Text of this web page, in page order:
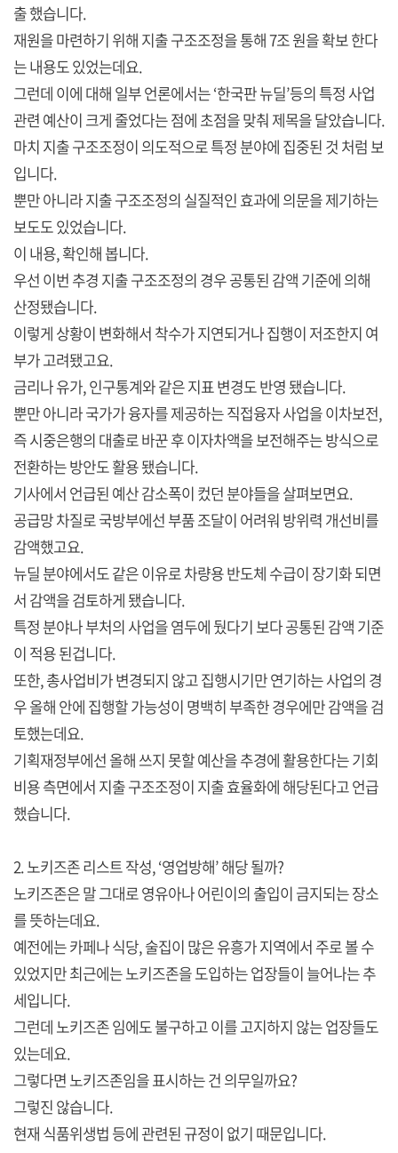
출 했습니다.
재원을 마련하기 위해 지출 구조조정을 통해 7조 원을 확보 한다
는 내용도 있었는데요.
그런데 이에 대해 일부 언론에서는 ‘한국판 뉴딜’등의 특정 사업
관련 예산이 크게 줄었다는 점에 초점을 맞춰 제목을 달았습니다.
마치 지출 구조조정이 의도적으로 특정 분야에 집중된 것 처럼 보
입니다.
뿐만 아니라 지출 구조조정의 실질적인 효과에 의문을 제기하는
보도도 있었습니다.
이 내용, 확인해 봅니다.
우선 이번 추경 지출 구조조정의 경우 공통된 감액 기준에 의해
산정됐습니다.
이렇게 상황이 변화해서 착수가 지연되거나 집행이 저조한지 여
부가 고려됐고요.
금리나 유가, 인구통계와 같은 지표 변경도 반영 됐습니다.
뿐만 아니라 국가가 융자를 제공하는 직접융자 사업을 이차보전,
즉 시중은행의 대출로 바꾼 후 이자차액을 보전해주는 방식으로
전환하는 방안도 활용 됐습니다.
기사에서 언급된 예산 감소폭이 컸던 분야들을 살펴보면요.
공급망 차질로 국방부에선 부품 조달이 어려워 방위력 개선비를
감액했고요.
뉴딜 분야에서도 같은 이유로 차량용 반도체 수급이 장기화 되면
서 감액을 검토하게 됐습니다.
특정 분야나 부처의 사업을 염두에 뒀다기 보다 공통된 감액 기준
이 적용 된겁니다.
또한, 총사업비가 변경되지 않고 집행시기만 연기하는 사업의 경
우 올해 안에 집행할 가능성이 명백히 부족한 경우에만 감액을 검
토했는데요.
기획재정부에선 올해 쓰지 못할 예산을 추경에 활용한다는 기회
비용 측면에서 지출 구조조정이 지출 효율화에 해당된다고 언급
했습니다.
2. 노키즈존 리스트 작성, ‘영업방해’ 해당 될까?
노키즈존은 말 그대로 영유아나 어린이의 출입이 금지되는 장소
를 뜻하는데요.
예전에는 카페나 식당, 술집이 많은 유흥가 지역에서 주로 볼 수
있었지만 최근에는 노키즈존을 도입하는 업장들이 늘어나는 추
세입니다.
그런데 노키즈존 임에도 불구하고 이를 고지하지 않는 업장들도
있는데요.
그렇다면 노키즈존임을 표시하는 건 의무일까요?
그렇진 않습니다.
현재 식품위생법 등에 관련된 규정이 없기 때문입니다.